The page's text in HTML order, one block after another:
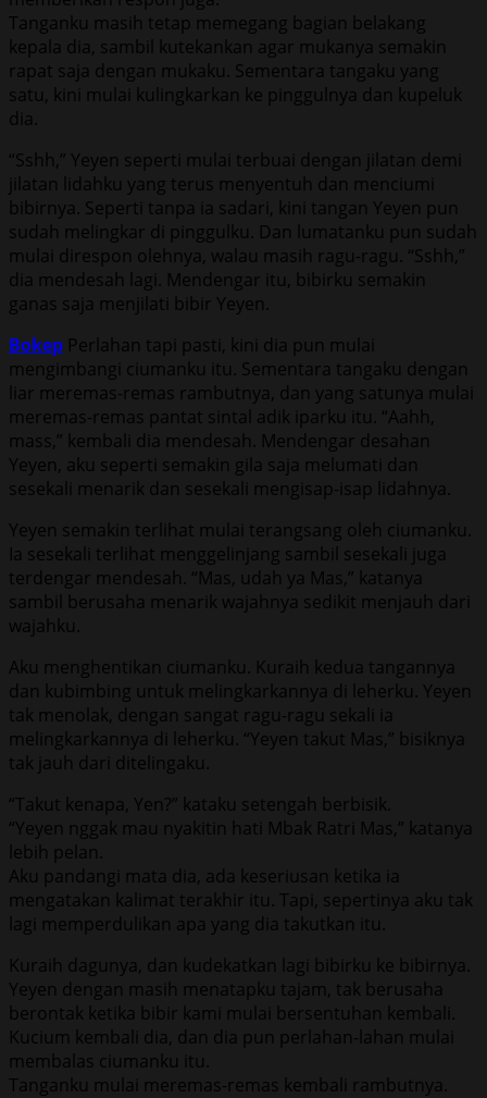
Tanganku masih tetap memegang bagian belakang
kepala dia, sambil kutekankan agar mukanya semakin
rapat saja dengan mukaku. Sementara tangaku yang
satu, kini mulai kulingkarkan ke pinggulnya dan kupeluk
dia.
“Sshh,” Yeyen seperti mulai terbuai dengan jilatan demi
jilatan lidahku yang terus menyentuh dan menciumi
bibirnya. Seperti tanpa ia sadari, kini tangan Yeyen pun
sudah melingkar di pinggulku. Dan lumatanku pun sudah
mulai direspon olehnya, walau masih ragu-ragu. “Sshh,”
dia mendesah lagi. Mendengar itu, bibirku semakin
ganas saja menjilati bibir Yeyen.
Bokep Perlahan tapi pasti, kini dia pun mulai
mengimbangi ciumanku itu. Sementara tangaku dengan
liar meremas-remas rambutnya, dan yang satunya mulai
meremas-remas pantat sintal adik iparku itu. “Aahh,
mass,” kembali dia mendesah. Mendengar desahan
Yeyen, aku seperti semakin gila saja melumati dan
sesekali menarik dan sesekali mengisap-isap lidahnya.
Yeyen semakin terlihat mulai terangsang oleh ciumanku.
Ia sesekali terlihat menggelinjang sambil sesekali juga
terdengar mendesah. “Mas, udah ya Mas,” katanya
sambil berusaha menarik wajahnya sedikit menjauh dari
wajahku.
Aku menghentikan ciumanku. Kuraih kedua tangannya
dan kubimbing untuk melingkarkannya di leherku. Yeyen
tak menolak, dengan sangat ragu-ragu sekali ia
melingkarkannya di leherku. “Yeyen takut Mas,” bisiknya
tak jauh dari ditelingaku.
“Takut kenapa, Yen?” kataku setengah berbisik.
“Yeyen nggak mau nyakitin hati Mbak Ratri Mas,” katanya
lebih pelan.
Aku pandangi mata dia, ada keseriusan ketika ia
mengatakan kalimat terakhir itu. Tapi, sepertinya aku tak
lagi memperdulikan apa yang dia takutkan itu.
Kuraih dagunya, dan kudekatkan lagi bibirku ke bibirnya.
Yeyen dengan masih menatapku tajam, tak berusaha
berontak ketika bibir kami mulai bersentuhan kembali.
Kucium kembali dia, dan dia pun perlahan-lahan mulai
membalas ciumanku itu.
Tanganku mulai meremas-remas kembali rambutnya.